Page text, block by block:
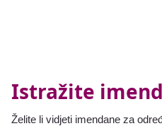
Istražite
Želite li vidjeti imendane za